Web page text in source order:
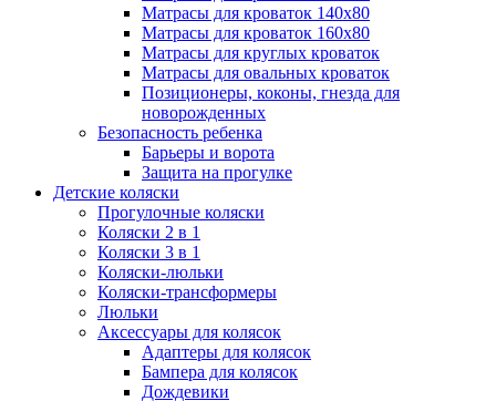
Матрасы для кроваток 140х80
Матрасы для кроваток 160х80
Матрасы для круглых кроваток
Матрасы для овальных кроваток
Позиционеры, коконы, гнезда для
новорожденных
Безопасность ребенка
Барьеры и ворота
Защита на прогулке
Детские коляски
Прогулочные коляски
Коляски 2 в 1
Коляски 3 в 1
Коляски-люльки
Коляски-трансформеры
Люльки
Аксессуары для колясок
Адаптеры для колясок
Бампера для колясок
Дождевики